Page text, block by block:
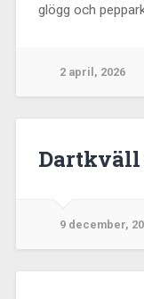
glögg och
2 april, 2026
Dartkväll
9 december,